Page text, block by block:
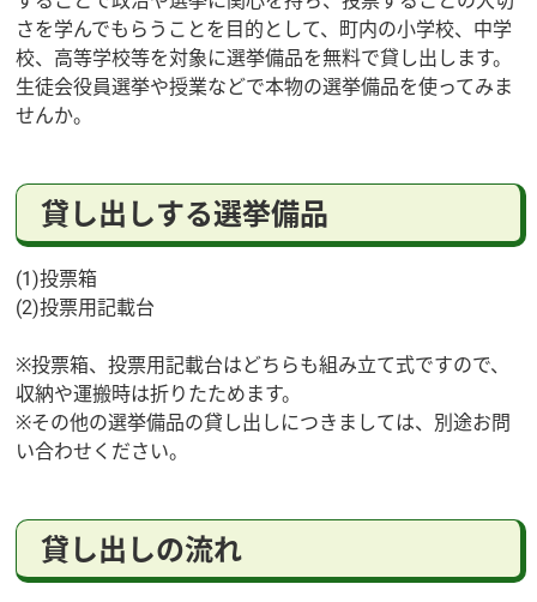
さを学んでもらうことを目的として、町内の小学校、中学
校、高等学校等を対象に選挙備品を無料で貸し出します。
生徒会役員選挙や授業などで本物の選挙備品を使ってみま
せんか。
貸し出しする選挙備品
(1)投票箱
(2)投票用記載台
※投票箱、投票用記載台はどちらも組み立て式ですので、
収納や運搬時は折りたためます。
※その他の選挙備品の貸し出しにつきましては、別途お問
い合わせください。
貸し出しの流れ